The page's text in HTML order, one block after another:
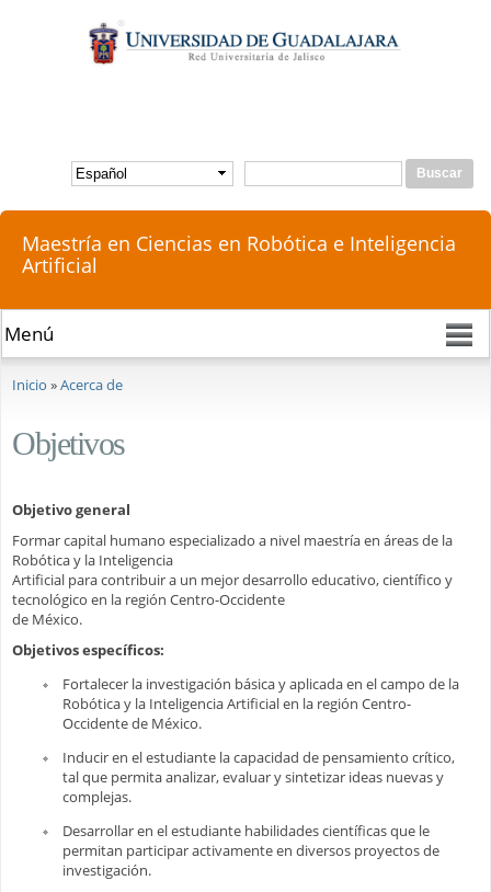
contenido
principal
Formulario de búsqueda
Buscar
Maestría en Ciencias en Robótica e Inteligencia
Artificial
Inicio »Acerca de
Objetivos
Objetivo general
Formar capital humano especializado a nivel maestría en áreas de la
Robótica y la Inteligencia
Artificial para contribuir a un mejor desarrollo educativo, científico y
tecnológico en la región Centro-Occidente
de México.
Objetivos específicos:
Fortalecer la investigación básica y aplicada en el campo de la
Robótica y la Inteligencia Artificial en la región Centro-
Occidente de México.
Inducir en el estudiante la capacidad de pensamiento crítico,
tal que permita analizar, evaluar y sintetizar ideas nuevas y
complejas.
Desarrollar en el estudiante habilidades científicas que le
permitan participar activamente en diversos proyectos de
investigación.